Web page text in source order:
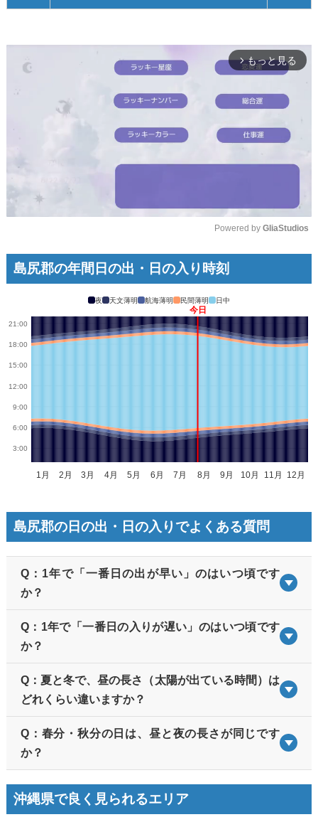
arrow_forward_ios もっと見る
Mute
Powered by GliaStudios
島尻郡の年間日の出・日の入り時刻
夜 天文薄明 航海薄明 民間薄明 日中
島尻郡の日の出・日の入りでよくある質問
Q：1年で「一番日の出が早い」のはいつ頃です
か？
Q：1年で「一番日の入りが遅い」のはいつ頃です
か？
Q：夏と冬で、昼の長さ（太陽が出ている時間）は
どれくらい違いますか？
Q：春分・秋分の日は、昼と夜の長さが同じです
か？
沖縄県で良く見られるエリア